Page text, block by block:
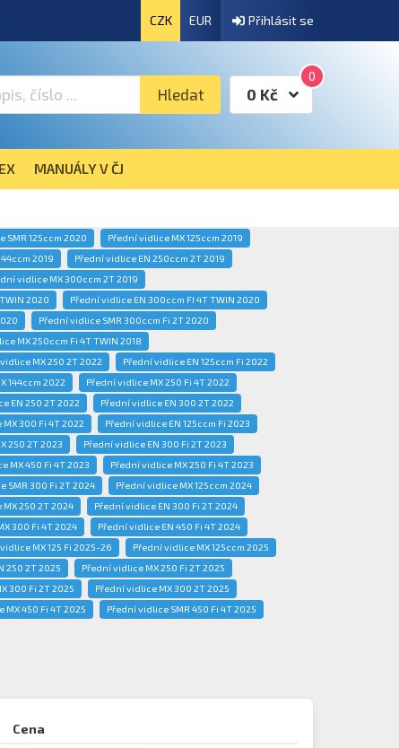
CZK EUR Přihlásit se
Hledat
0
0 Kč
MANUÁLY V ČJ
SMR 125ccm 2020
Přední vidlice MX 125ccm 2019
2019
Přední vidlice EN 250ccm 2T 2019
vidlice MX 300ccm 2T 2019
2020
Přední vidlice EN 300ccm FI 4T TWIN 2020
Přední vidlice SMR 300ccm Fi 2T 2020
MX 250ccm Fi 4T TWIN 2018
MX 250 2T 2022
Přední vidlice EN 125ccm Fi 2022
144ccm 2022
Přední vidlice MX 250 Fi 4T 2022
EN 250 2T 2022
Přední vidlice EN 300 2T 2022
300 Fi 4T 2022
Přední vidlice EN 125ccm Fi 2023
250 2T 2023
Přední vidlice EN 300 Fi 2T 2023
MX 450 Fi 4T 2023
Přední vidlice MX 250 Fi 4T 2023
SMR 300 Fi 2T 2024
Přední vidlice MX 125ccm 2024
250 2T 2024
Přední vidlice EN 300 Fi 2T 2024
300 Fi 4T 2024
Přední vidlice EN 450 Fi 4T 2024
MX 125 Fi 2025-26
Přední vidlice MX 125ccm 2025
250 2T 2025
Přední vidlice MX 250 Fi 2T 2025
300 Fi 2T 2025
Přední vidlice MX 300 2T 2025
MX 450 Fi 4T 2025
Přední vidlice SMR 450 Fi 4T 2025
Cena